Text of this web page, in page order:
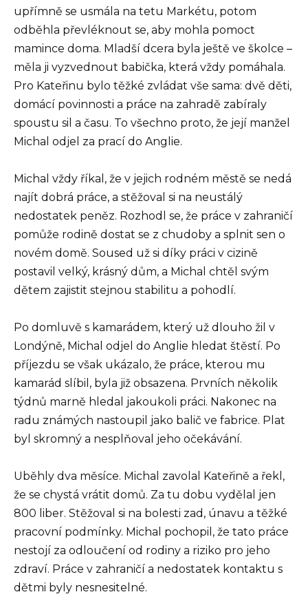
upřímně se usmála na tetu Markétu, potom
odběhla převléknout se, aby mohla pomoct
mamince doma. Mladší dcera byla ještě ve školce –
měla ji vyzvednout babička, která vždy pomáhala.
Pro Kateřinu bylo těžké zvládat vše sama: dvě děti,
domácí povinnosti a práce na zahradě zabíraly
spoustu sil a času. To všechno proto, že její manžel
Michal odjel za prací do Anglie.
Michal vždy říkal, že v jejich rodném městě se nedá
najít dobrá práce, a stěžoval si na neustálý
nedostatek peněz. Rozhodl se, že práce v zahraničí
pomůže rodině dostat se z chudoby a splnit sen o
novém domě. Soused už si díky práci v cizině
postavil velký, krásný dům, a Michal chtěl svým
dětem zajistit stejnou stabilitu a pohodlí.
Po domluvě s kamarádem, který už dlouho žil v
Londýně, Michal odjel do Anglie hledat štěstí. Po
příjezdu se však ukázalo, že práce, kterou mu
kamarád slíbil, byla již obsazena. Prvních několik
týdnů marně hledal jakoukoli práci. Nakonec na
radu známých nastoupil jako balič ve fabrice. Plat
byl skromný a nesplňoval jeho očekávání.
Uběhly dva měsíce. Michal zavolal Kateřině a řekl,
že se chystá vrátit domů. Za tu dobu vydělal jen
800 liber. Stěžoval si na bolesti zad, únavu a těžké
pracovní podmínky. Michal pochopil, že tato práce
nestojí za odloučení od rodiny a riziko pro jeho
zdraví. Práce v zahraničí a nedostatek kontaktu s
dětmi byly nesnesitelné.